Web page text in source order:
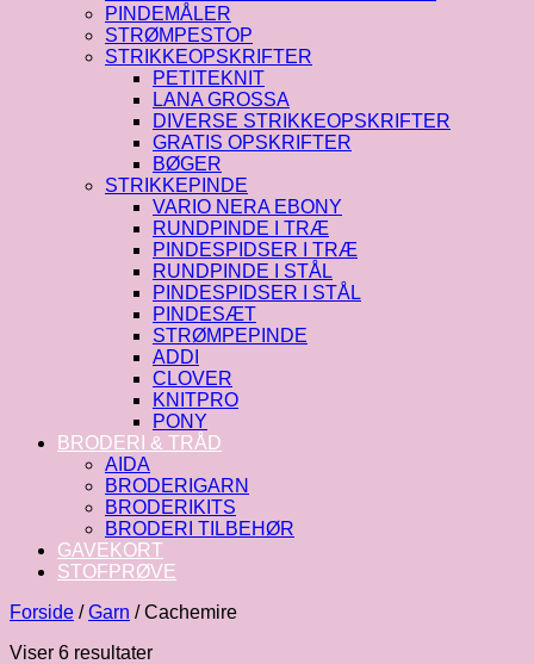
PINDEMÅLER
STRØMPESTOP
STRIKKEOPSKRIFTER
PETITEKNIT
LANA GROSSA
DIVERSE STRIKKEOPSKRIFTER
GRATIS OPSKRIFTER
BØGER
STRIKKEPINDE
VARIO NERA EBONY
RUNDPINDE I TRÆ
PINDESPIDSER I TRÆ
RUNDPINDE I STÅL
PINDESPIDSER I STÅL
PINDESÆT
STRØMPEPINDE
ADDI
CLOVER
KNITPRO
PONY
BRODERI & TRÅD
AIDA
BRODERIGARN
BRODERIKITS
BRODERI TILBEHØR
GAVEKORT
STOFPRØVE
Forside / Garn /Cachemire
Viser 6 resultaterSorteret